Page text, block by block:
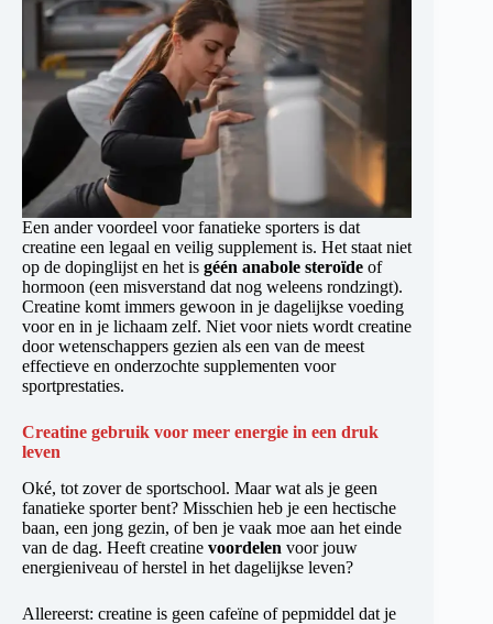
Een ander voordeel voor fanatieke sporters is dat
creatine een legaal en veilig supplement is. Het staat niet
op de dopinglijst en het is géén anabole steroïde of
hormoon (een misverstand dat nog weleens rondzingt).
Creatine komt immers gewoon in je dagelijkse voeding
voor en in je lichaam zelf. Niet voor niets wordt creatine
door wetenschappers gezien als een van de meest
effectieve en onderzochte supplementen voor
sportprestaties.
Creatine gebruik voor meer energie in een druk
leven
Oké, tot zover de sportschool. Maar wat als je geen
fanatieke sporter bent? Misschien heb je een hectische
baan, een jong gezin, of ben je vaak moe aan het einde
van de dag. Heeft creatine voordelen voor jouw
energieniveau of herstel in het dagelijkse leven?
Allereerst: creatine is geen cafeïne of pepmiddel dat je